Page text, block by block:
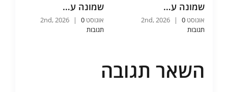
שמונה ע…
אוגוסט 2nd, 2026 |
0
תגובות
שמונה ע…
אוגוסט 2nd, 2026 |
0
תגובות
השאר תגובה